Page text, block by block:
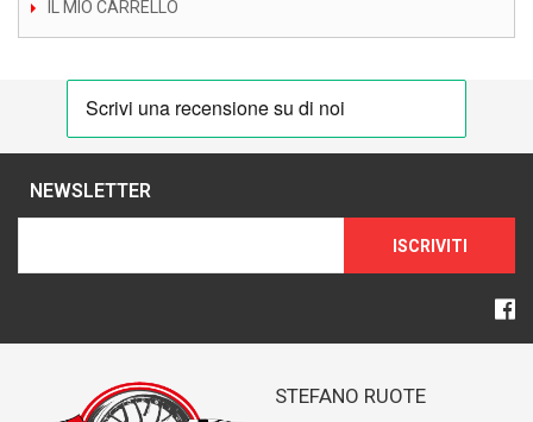
IL MIO CARRELLO
NEWSLETTER
ISCRIVITI
STEFANO RUOTE